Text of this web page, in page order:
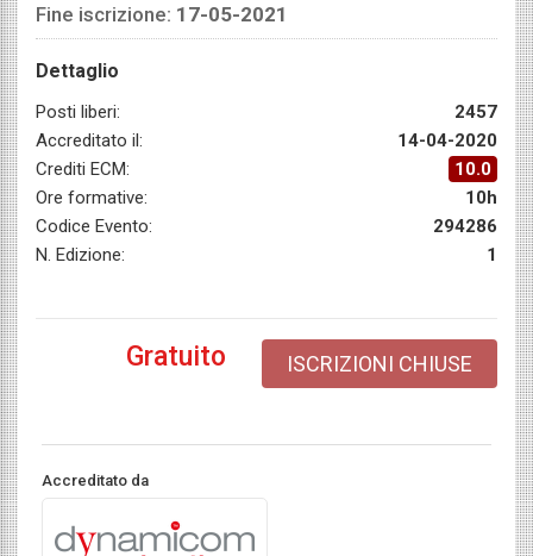
Fine iscrizione: 17-05-2021
Dettaglio
Posti liberi:
2457
Accreditato il:
14-04-2020
Crediti ECM:
10.0
Ore formative:
10h
Codice Evento:
294286
N. Edizione:
1
ISCRIZIONI CHIUSE
Gratuito
Accreditato da